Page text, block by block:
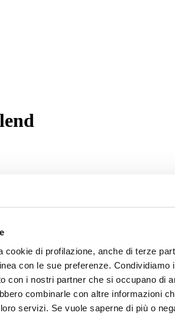
cookie di profilazione, anche di terze
con le sue preferenze.
con i nostri partner che si occupano di
combinarle con altre informazioni
servizi. Se vuole saperne di più o